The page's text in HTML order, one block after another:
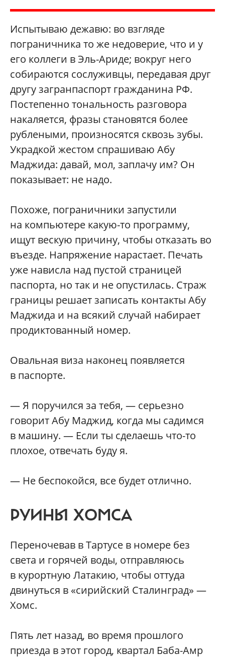
Испытываю дежавю: во взгляде
пограничника то же недоверие, что и у
его коллеги в Эль-Ариде; вокруг него
собираются сослуживцы, передавая друг
другу загранпаспорт гражданина РФ.
Постепенно тональность разговора
накаляется, фразы становятся более
рублеными, произносятся сквозь зубы.
Украдкой жестом спрашиваю Абу
Маджида: давай, мол, заплачу им? Он
показывает: не надо.
Похоже, пограничники запустили
на компьютере какую-то программу,
ищут вескую причину, чтобы отказать во
въезде. Напряжение нарастает. Печать
уже нависла над пустой страницей
паспорта, но так и не опустилась. Страж
границы решает записать контакты Абу
Маджида и на всякий случай набирает
продиктованный номер.
Овальная виза наконец появляется
в паспорте.
— Я поручился за тебя, — серьезно
говорит Абу Маджид, когда мы садимся
в машину. — Если ты сделаешь что-то
плохое, отвечать буду я.
— Не беспокойся, все будет отлично.
РУИНЫ ХОМСА
Переночевав в Тартусе в номере без
света и горячей воды, отправляюсь
в курортную Латакию, чтобы оттуда
двинуться в «сирийский Сталинград» —
Хомс.
Пять лет назад, во время прошлого
приезда в этот город, квартал Баба-Амр